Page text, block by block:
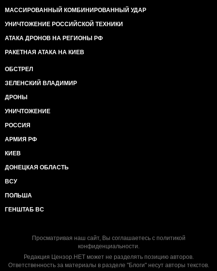
МАССИРОВАННЫЙ КОМБИНИРОВАННЫЙ УДАР
УНИЧТОЖЕНИЕ РОССИЙСКОЙ ТЕХНИКИ
АТАКА ДРОНОВ НА РЕГИОНЫ РФ
РАКЕТНАЯ АТАКА НА КИЕВ
ОБСТРЕЛ
ЗЕЛЕНСКИЙ ВЛАДИМИР
ДРОНЫ
УНИЧТОЖЕНИЕ
РОССИЯ
АРМИЯ РФ
КИЕВ
ДОНЕЦКАЯ ОБЛАСТЬ
ВСУ
ПОЛЬША
ГЕНШТАБ ВС
Просматривая наш сайт, Вы соглашаетесь с политикой
конфиденциальности.
Редакция Цензор.НЕТ может не разделять позицию авторов.
Ответственность за материалы в разделе "Блоги" несут авторы текстов.